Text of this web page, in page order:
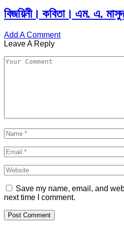
বিজয়িনী। কবিতা। এম. এ.
Add A Comment
Leave A Reply
Save my name, email, and
next time I comment.